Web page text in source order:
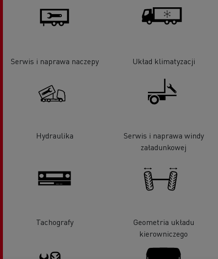
Serwis i naprawa naczepy Układ klimatyzacji
Hydraulika
Serwis i naprawa windy
załadunkowej
Tachografy
Geometria układu
kierowniczego